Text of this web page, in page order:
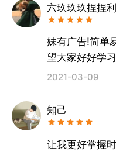
六玖玖玖捏捏
妹有广告!简单
望大家好好学习
2021-03-09
知己
让我更好掌握